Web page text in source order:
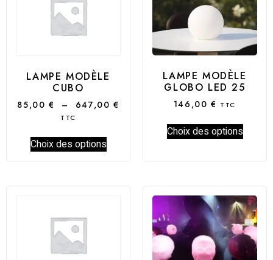
LAMPE MODÈLE
CUBO
85,00€ – 647,00 €
TTC
Choix des options
LAMPE MODÈLE
GLOBO LED 25
146,00€ TTC
Choix des options